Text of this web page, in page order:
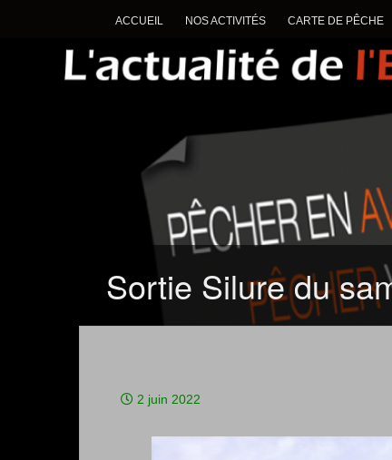
ACCUEIL NOS ACTIVITÉS CARTE DE PÊCHE
Sortie Silure du
2 juin 2022